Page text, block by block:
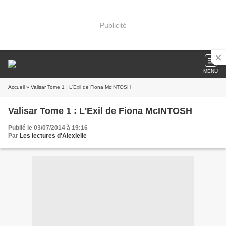
Publicité
MENU
Accueil » Valisar Tome 1 : L'Exil de Fiona McINTOSH
Valisar Tome 1 : L'Exil de Fiona McINTOSH
Publié le 03/07/2014 à 19:16
Par Les lectures d'Alexielle